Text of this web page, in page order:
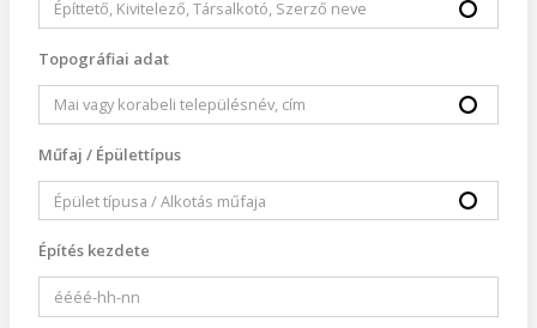
Topográfiai adat
Műfaj / Épülettípus
Építés kezdete